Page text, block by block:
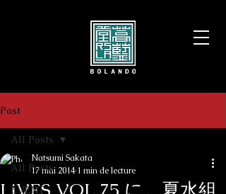
Post
All Posts
EVENT
All Posts
Natsumi Sakata
17 mai 2014 1 min de lecture